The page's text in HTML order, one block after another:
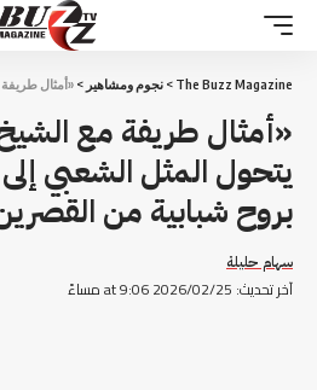
The Buzz Magazine
> نجوم ومشاهير > «أمثال
«أمثال طريفة مع
يتحول المثل الشعبي
بروح شبابية من
آخر تحديث: 2026/02/25 at 9:06 مساءً
سهام حليلة